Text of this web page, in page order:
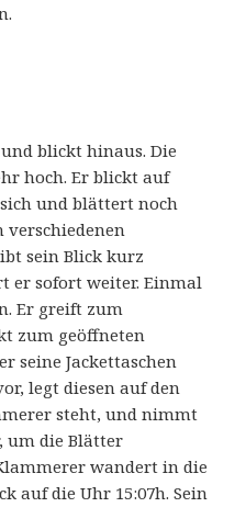
blickt hinaus. Die
hoch. Er blickt auf
sich und blättert noch
verschiedenen
sein Blick kurz
er sofort weiter. Einmal
Er greift zum
zum geöffneten
seine Jackettaschen
legt diesen auf den
steht, und nimmt
um die Blätter
wandert in die
auf die Uhr 15:07h. Sein